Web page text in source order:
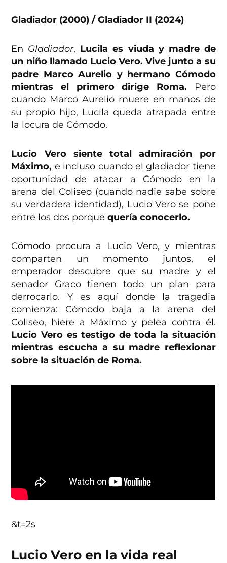
Gladiador (2000) / Gladiador II (2024)
En Gladiador, Lucila es viuda y madre de
un niño llamado Lucio Vero. Vive junto a su
padre Marco Aurelio y hermano Cómodo
mientras el primero dirige Roma.
Pero
cuando Marco Aurelio muere en manos de
su propio hijo, Lucila queda atrapada entre
la locura de Cómodo.
Lucio Vero siente total admiración por
Máximo, e incluso cuando el gladiador tiene
oportunidad de atacar a Cómodo en la
arena del Coliseo (cuando nadie sabe sobre
su verdadera identidad), Lucio Vero se pone
entre los dos porquequería conocerlo.
Cómodo procura a Lucio Vero, y mientras
comparten un momento juntos, el
emperador descubre que su madre y el
senador Graco tienen todo un plan para
derrocarlo. Y es aquí donde la tragedia
comienza: Cómodo baja a la arena del
Coliseo, hiere a Máximo y pelea contra él.
Lucio Vero es testigo de toda la situación
mientras escucha a su madre reflexionar
sobre la situación de Roma.
&t=2s
Lucio Vero en la vida real